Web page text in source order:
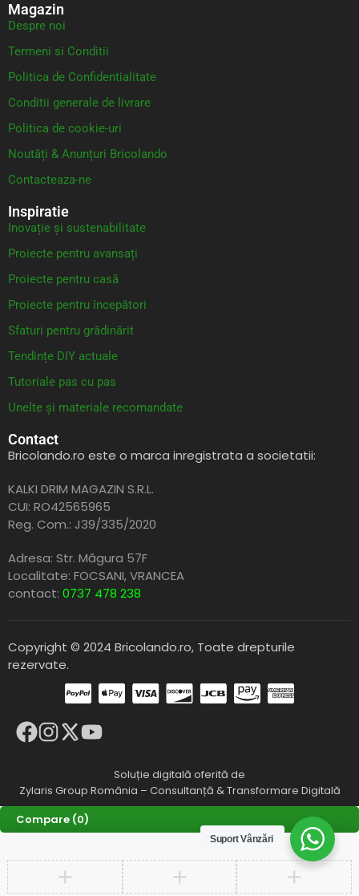
Magazin
Despre noi
Termeni si Conditii
Politica de Confidentialitate
Conditii generale de livrare
Politica de cookie-uri
Noutăți & Anunțuri Bricolando
Contacteaza-ne
Inspiratie
Inovație și sustenabilitate
Proiecte pentru avansați
Proiecte pentru casă
Proiecte pentru începători
Sfaturi pentru grădinărit
Tendințe DIY actuale
Tutoriale pas cu pas
Unelte și materiale recomandate
Contact
Bricolando.ro este o marca inregistrata a societatii:
KALKI DRIM MAGAZIN S.R.L.
CUI: RO42565965
Reg. Com.: J39/335/2020
Adresa: Str. Măgura 57F
Localitate: FOCSANI,VRANCEA
contact: 0737 478 238
Copyright © 2024 Bricolando.ro, Toate drepturile
rezervate.
Soluție digitală oferită de
Zylaris Group România – Consultanță & Transformare Digitală
Suport Vânzări
Compare (0)